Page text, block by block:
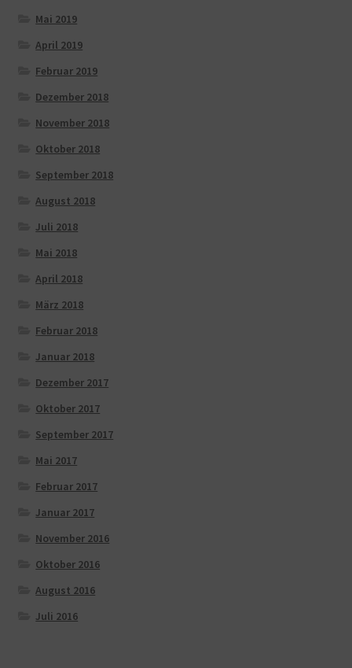
Mai 2019
April 2019
Februar 2019
Dezember 2018
November 2018
Oktober 2018
September 2018
August 2018
Juli 2018
Mai 2018
April 2018
März 2018
Februar 2018
Januar 2018
Dezember 2017
Oktober 2017
September 2017
Mai 2017
Februar 2017
Januar 2017
November 2016
Oktober 2016
August 2016
Juli 2016